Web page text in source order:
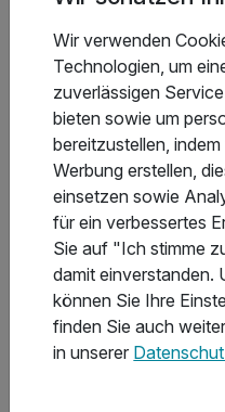
↑ Zurück zu „Das Wichtigste
Urlaub ohne
Anreise &
Amsterdam ist eine Stadt
dem Fahrrad oder der
wenigen Minuten. Für
Städtereise Amsterdam
und umweltfreundlich zu
Wir verwenden
Technologien, um
zuverlässigen
bieten sowie um
bereitzustellen,
Werbung erstellen,
einsetzen sowie
für ein verbessertes
Sie auf "Ich stimme
damit einverstanden.
können Sie Ihre
finden Sie auch
in unserer